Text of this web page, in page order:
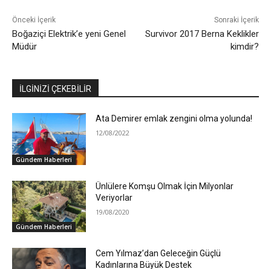
Önceki İçerik
Boğaziçi Elektrik’e yeni Genel
Müdür
Sonraki İçerik
Survivor 2017 Berna Keklikler
kimdir?
İLGİNİZİ ÇEKEBİLİR
Gündem Haberleri
Ata Demirer emlak zengini olma yolunda!
12/08/2022
Gündem Haberleri
Ünlülere Komşu Olmak İçin Milyonlar
Veriyorlar
19/08/2020
Cem Yılmaz’dan Geleceğin Güçlü
Kadınlarına Büyük Destek